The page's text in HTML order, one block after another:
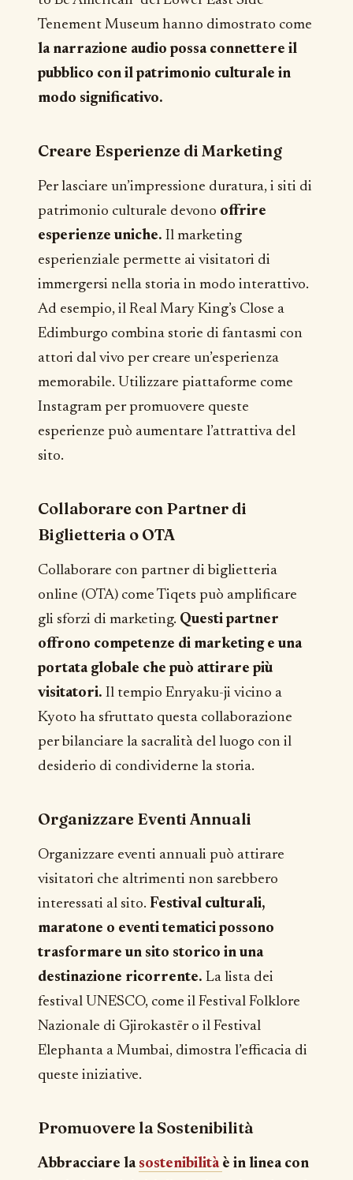
Tenement Museum hanno dimostrato come
la narrazione audio possa connettere il
pubblico con il patrimonio culturale in
modo significativo.
Creare Esperienze di Marketing
Per lasciare un’impressione duratura, i siti di
patrimonio culturale devono offrire
esperienze uniche. Il marketing
esperienziale permette ai visitatori di
immergersi nella storia in modo interattivo.
Ad esempio, il Real Mary King’s Close a
Edimburgo combina storie di fantasmi con
attori dal vivo per creare un’esperienza
memorabile. Utilizzare piattaforme come
Instagram per promuovere queste
esperienze può aumentare l’attrattiva del
sito.
Collaborare con Partner di
Biglietteria o OTA
Collaborare con partner di biglietteria
online (OTA) come Tiqets può amplificare
gli sforzi di marketing. Questi partner
offrono competenze di marketing e una
portata globale che può attirare più
visitatori. Il tempio Enryaku-ji vicino a
Kyoto ha sfruttato questa collaborazione
per bilanciare la sacralità del luogo con il
desiderio di condividerne la storia.
Organizzare Eventi Annuali
Organizzare eventi annuali può attirare
visitatori che altrimenti non sarebbero
interessati al sito. Festival culturali,
maratone o eventi tematici possono
trasformare un sito storico in una
destinazione ricorrente. La lista dei
festival UNESCO, come il Festival Folklore
Nazionale di Gjirokastër o il Festival
Elephanta a Mumbai, dimostra l’efficacia di
queste iniziative.
Promuovere la Sostenibilità
Abbracciare la sostenibilità è in linea con